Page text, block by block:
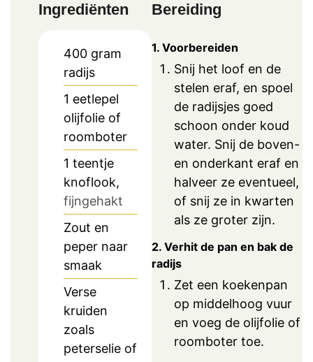
Ingrediënten
400 gram
radijs
1 eetlepel
olijfolie of
roomboter
1 teentje
knoflook,
fijngehakt
Zout en
peper naar
smaak
Verse
kruiden
zoals
peterselie of
Bereiding
1. Voorbereiden
Snij het loof en de
stelen eraf, en spoel
de radijsjes goed
schoon onder koud
water. Snij de boven-
en onderkant eraf en
halveer ze eventueel,
of snij ze in kwarten
als ze groter zijn.
2. Verhit de pan en bak de
radijs
Zet een koekenpan
op middelhoog vuur
en voeg de olijfolie of
roomboter toe.